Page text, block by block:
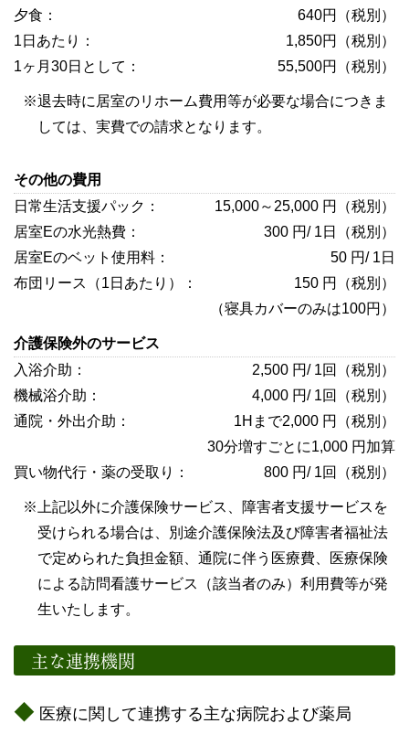
640円（税別）
1,850円（税別）
55,500円（税別）
退去時に居室のリホーム費用等が必要な場合につきま
しては、実費での請求となります。
その他の費用
15,000～25,000 円（税別）
300 円/ 1日（税別）
50 円/ 1日
150 円（税別）
（寝具カバーのみは100円）
介護保険外のサービス
2,500 円/ 1回（税別）
4,000 円/ 1回（税別）
1Hまで2,000 円（税別）
30分増すごとに1,000 円加算
800 円/ 1回（税別）
上記以外に介護保険サービス、障害者支援サービスを
受けられる場合は、別途介護保険法及び障害者福祉法
で定められた負担金額、通院に伴う医療費、医療保険
による訪問看護サービス（該当者のみ）利用費等が発
生いたします。
主な連携機関
医療に関して連携する主な病院および薬局